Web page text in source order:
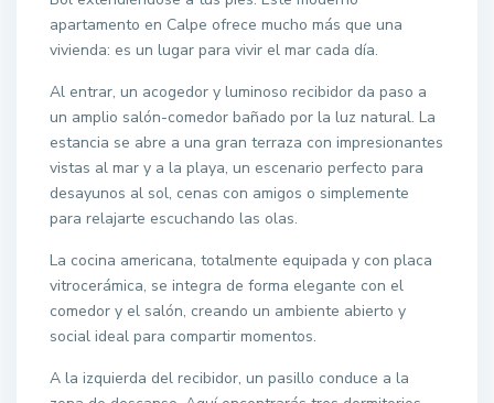
apartamento en Calpe ofrece mucho más que una
vivienda: es un lugar para vivir el mar cada día.
Al entrar, un acogedor y luminoso recibidor da paso a
un amplio salón-comedor bañado por la luz natural. La
estancia se abre a una gran terraza con impresionantes
vistas al mar y a la playa, un escenario perfecto para
desayunos al sol, cenas con amigos o simplemente
para relajarte escuchando las olas.
La cocina americana, totalmente equipada y con placa
vitrocerámica, se integra de forma elegante con el
comedor y el salón, creando un ambiente abierto y
social ideal para compartir momentos.
A la izquierda del recibidor, un pasillo conduce a la